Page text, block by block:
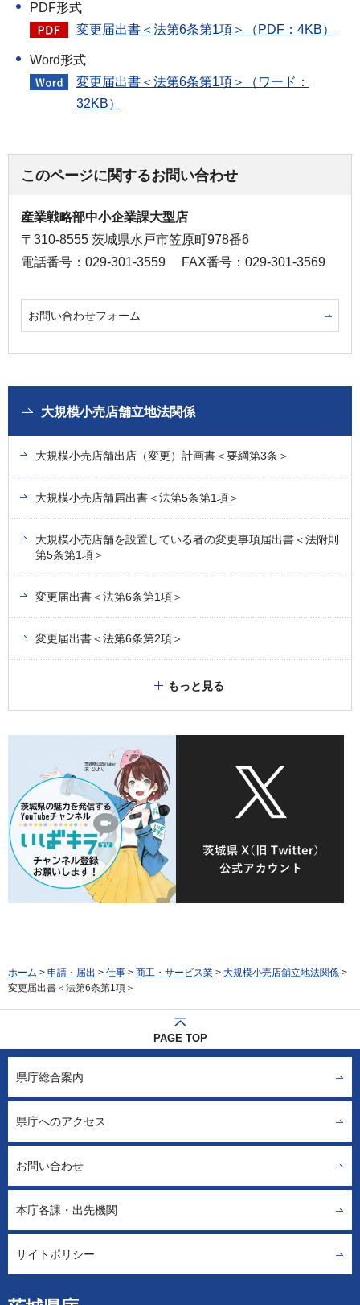
PDF形式
変更届出書＜法第6条第1項＞（PDF：4KB）
Word形式
変更届出書＜法第6条第1項＞（ワード：
32KB）
このページに関するお問い合わせ
産業戦略部中小企業課大型店
〒310-8555 茨城県水戸市笠原町978番6
電話番号：029-301-3559
FAX番号：029-301-3569
お問い合わせフォーム
大規模小売店舗立地法関係
大規模小売店舗出店（変更）計画書＜要綱第3条＞
大規模小売店舗届出書＜法第5条第1項＞
大規模小売店舗を設置している者の変更事項届出書＜法附則
第5条第1項＞
変更届出書＜法第6条第1項＞
変更届出書＜法第6条第2項＞
もっと見る
ホーム > 申請・届出 > 仕事 > 商工・サービス業 > 大規模小売店舗立地法関係 >
変更届出書＜法第6条第1項＞
PAGE TOP
県庁総合案内
県庁へのアクセス
お問い合わせ
本庁各課・出先機関
サイトポリシー